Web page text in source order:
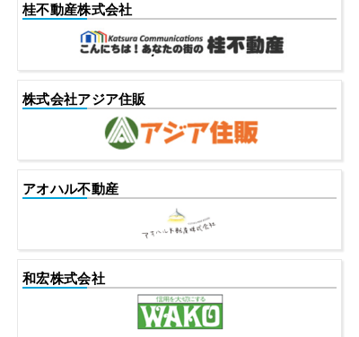
桂不動産株式会社
株式会社アジア住販
アオハル不動産
和宏株式会社